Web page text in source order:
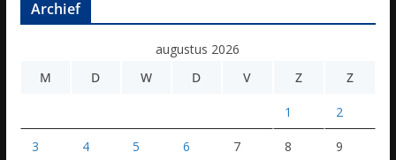
Archief
augustus 2026
M
D W D V Z Z
1 2
3 4 5 6 7 8 9